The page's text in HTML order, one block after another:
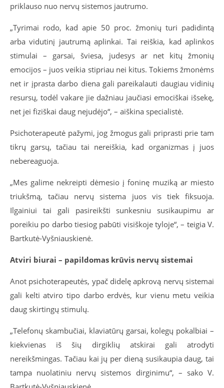
priklauso nuo nervų sistemos jautrumo.
„Tyrimai rodo, kad apie 50 proc. žmonių turi padidintą
arba vidutinį jautrumą aplinkai. Tai reiškia, kad aplinkos
stimulai – garsai, šviesa, judesys ar net kitų žmonių
emocijos – juos veikia stipriau nei kitus. Tokiems žmonėms
net ir įprasta darbo diena gali pareikalauti daugiau vidinių
resursų, todėl vakare jie dažniau jaučiasi emociškai išsekę,
net jei fiziškai daug nejudėjo“, – aiškina specialistė.
Psichoterapeutė pažymi, jog žmogus gali priprasti prie tam
tikrų garsų, tačiau tai nereiškia, kad organizmas į juos
nebereaguoja.
„Mes galime nekreipti dėmesio į foninę muziką ar miesto
triukšmą, tačiau nervų sistema juos vis tiek fiksuoja.
Ilgainiui tai gali pasireikšti sunkesniu susikaupimu ar
poreikiu po darbo tiesiog pabūti visiškoje tyloje“, – teigia V.
Bartkutė-Vyšniauskienė.
Atviri biurai – papildomas krūvis nervų sistemai
Anot psichoterapeutės, ypač didelę apkrovą nervų sistemai
gali kelti atviro tipo darbo erdvės, kur vienu metu veikia
daug skirtingų stimulų.
„Telefonų skambučiai, klaviatūrų garsai, kolegų pokalbiai –
kiekvienas iš šių dirgiklių atskirai gali atrodyti
nereikšmingas. Tačiau kai jų per dieną susikaupia daug, tai
tampa nuolatiniu nervų sistemos dirginimu“, – sako V.